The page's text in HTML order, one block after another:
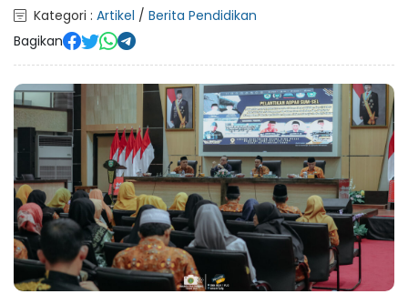
Kategori : Artikel / Berita Pendidikan
Bagikan